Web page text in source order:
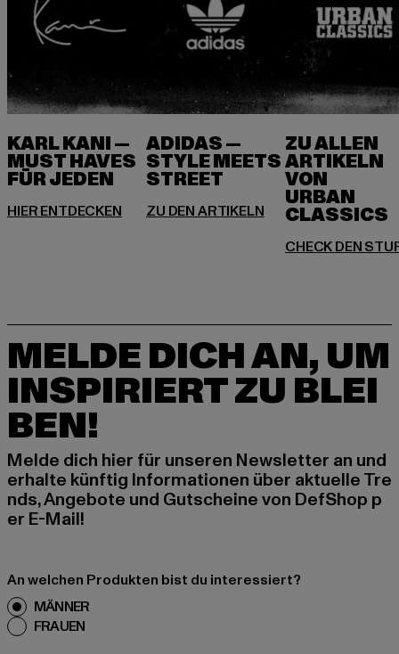
KARL KANI —
MUST HAVES
FÜR JEDEN
ADIDAS —
STYLE MEETS
ZU ALLEN
ARTIKELN
VON
URBAN
MELDE DICH AN, UM
INSPIRIERT ZU BLEI
BEN!
Melde dich hier für unseren Newsletter an und
erhalte künftig Informationen über aktuelle Tre
nds, Angebote und Gutscheine von DefShop p
er E-Mail!
An welchen Produkten bist du interessiert?
MÄNNER
FRAUEN